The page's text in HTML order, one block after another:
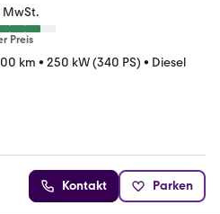
MwSt.
Preis
km • 250 kW (340 PS) • Diesel
Kontakt Parken